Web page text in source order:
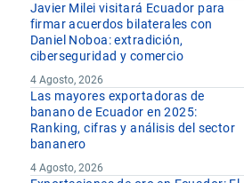
Javier Milei visitará Ecuador para
firmar acuerdos bilaterales con
Daniel Noboa: extradición,
ciberseguridad y comercio
4 Agosto, 2026
Las mayores exportadoras de
banano de Ecuador en 2025:
Ranking, cifras y análisis del sector
bananero
4 Agosto, 2026